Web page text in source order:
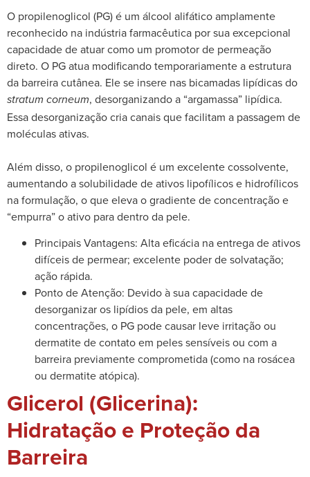
O propilenoglicol (PG) é um álcool alifático amplamente
reconhecido na indústria farmacêutica por sua excepcional
capacidade de atuar como um promotor de permeação
direto. O PG atua modificando temporariamente a estrutura
da barreira cutânea. Ele se insere nas bicamadas lipídicas do
stratum corneum, desorganizando a “argamassa” lipídica.
Essa desorganização cria canais que facilitam a passagem de
moléculas ativas.
Além disso, o propilenoglicol é um excelente cossolvente,
aumentando a solubilidade de ativos lipofílicos e hidrofílicos
na formulação, o que eleva o gradiente de concentração e
“empurra” o ativo para dentro da pele.
Principais Vantagens: Alta eficácia na entrega de ativos
difíceis de permear; excelente poder de solvatação;
ação rápida.
Ponto de Atenção: Devido à sua capacidade de
desorganizar os lipídios da pele, em altas
concentrações, o PG pode causar leve irritação ou
dermatite de contato em peles sensíveis ou com a
barreira previamente comprometida (como na rosácea
ou dermatite atópica).
Glicerol (Glicerina):
Hidratação e Proteção da
Barreira